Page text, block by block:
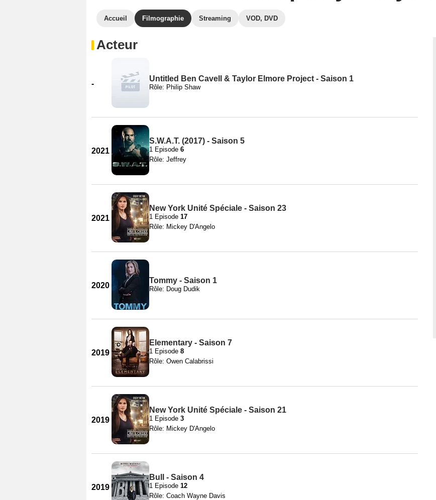
Accueil Filmographie Streaming VOD, DVD
Acteur
-
Untitled Ben Cavell & Taylor Elmore Project - Saison 1
Rôle: Philip Shaw
2021
S.W.A.T. (2017) - Saison 5
1 Episode 6
Rôle: Jeffrey
2021
New York Unité Spéciale - Saison 23
1 Episode 17
Rôle: Mickey D'Angelo
2020
Tommy - Saison 1
Rôle: Doug Dudik
2019
Elementary - Saison 7
1 Episode 8
Rôle: Owen Calabrissi
2019
New York Unité Spéciale - Saison 21
1 Episode 3
Rôle: Mickey D'Angelo
2019
Bull - Saison 4
1 Episode 12
Rôle: Coach Wayne Davis